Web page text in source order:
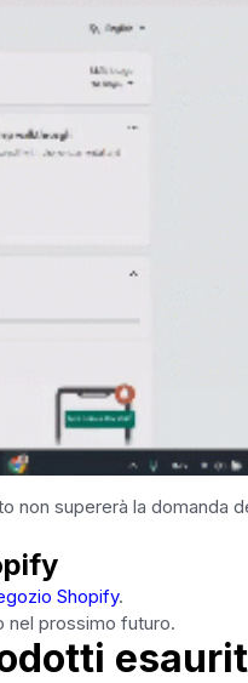
non supererà la domanda
Shopify.
nel prossimo futuro.